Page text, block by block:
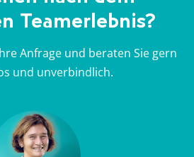
Teamerlebnis?
Anfrage und beraten Sie gern
und unverbindlich.